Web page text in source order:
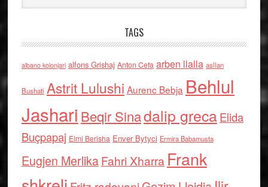
TAGS
albano kolonjari alfons Grishaj Anton Cefa arben llalla asllan
Bushati Astrit Lulushi Aurenc Bebja Behlul
Jashari Beqir Sinadalip grecaElida
Buçpapaj Elmi Berisha Enver Bytyci Ermira Babamusta
Eugjen MerlikaFahri Xharra Frank